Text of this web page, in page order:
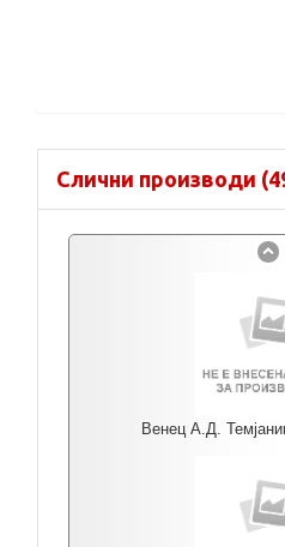
Слични производи
Венец А.Д.